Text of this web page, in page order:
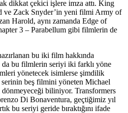
dikkat çekici işlere imza attı. King
ve Zack Snyder’in yeni filmi Army of
Harold, aynı zamanda Edge of
3 – Parabellum gibi filmlerin de
bu iki film hakkında
da bu filmlerin seriyi iki farklı yöne
yönetecek isimlerse şimdilik
beş filmini yöneten Michael
biliniyor. Transformers
Di Bonaventura, geçtiğimiz yıl
bu seriyi geride bıraktığını ifade